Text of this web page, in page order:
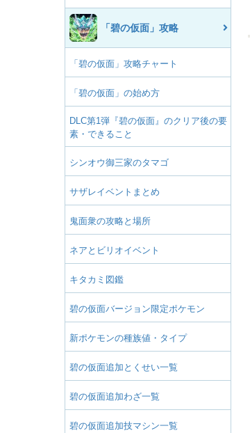
「碧の仮面」攻略
「碧の仮面」攻略チャート
「碧の仮面」の始め方
DLC第1弾『碧の仮面』のクリア後の要
素・できること
シンオウ御三家のタマゴ
サザレイベントまとめ
鬼面衆の攻略と場所
ネアとビリオイベント
キタカミ図鑑
碧の仮面バージョン限定ポケモン
新ポケモンの種族値・タイプ
碧の仮面追加とくせい一覧
碧の仮面追加わざ一覧
碧の仮面追加技マシン一覧